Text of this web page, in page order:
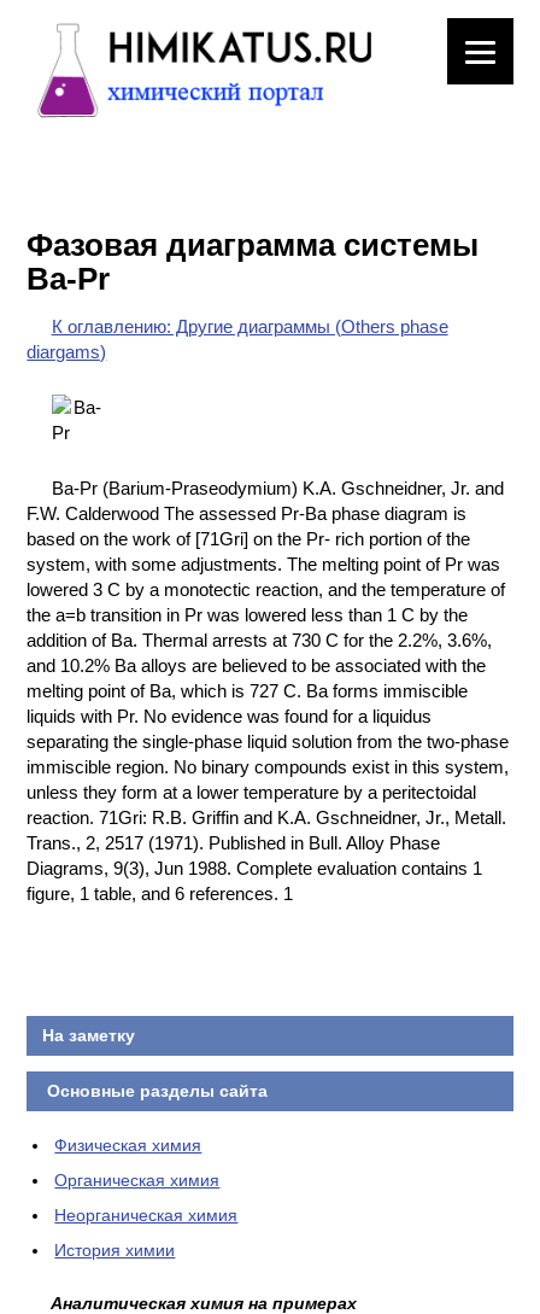
ХИМИЧЕСКАЯ
ПОСУДА
ВРЕДНЫЕ
ФАКТОРЫ
ХИМИЯ НА
ПРОИЗВОДСТВЕ
И ХИМИЧЕСКАЯ
ТЕХНОЛОГИЯ
КОНТАКТЫ
Фазовая диаграмма системы
Ba-Pr
К оглавлению: Другие диаграммы (Others phase
diargams)
Ba-Pr (Barium-Praseodymium) K.A. Gschneidner, Jr. and
F.W. Calderwood The assessed Pr-Ba phase diagram is
based on the work of [71Gri] on the Pr- rich portion of the
system, with some adjustments. The melting point of Pr was
lowered 3 C by a monotectic reaction, and the temperature of
the a=b transition in Pr was lowered less than 1 C by the
addition of Ba. Thermal arrests at 730 C for the 2.2%, 3.6%,
and 10.2% Ba alloys are believed to be associated with the
melting point of Ba, which is 727 C. Ba forms immiscible
liquids with Pr. No evidence was found for a liquidus
separating the single-phase liquid solution from the two-phase
immiscible region. No binary compounds exist in this system,
unless they form at a lower temperature by a peritectoidal
reaction. 71Gri: R.B. Griffin and K.A. Gschneidner, Jr., Metall.
Trans., 2, 2517 (1971). Published in Bull. Alloy Phase
Diagrams, 9(3), Jun 1988. Complete evaluation contains 1
figure, 1 table, and 6 references. 1
На заметку
Основные разделы сайта
Физическая химия
Органическая химия
Неорганическая химия
История химии
Аналитическая химия на примерах